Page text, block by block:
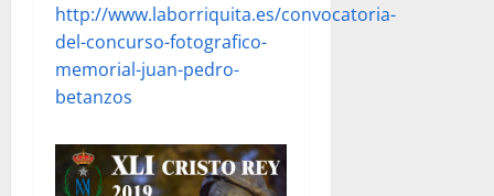
http://www.laborriquita.es/convocatoria-
del-concurso-fotografico-
memorial-juan-pedro-
betanzos